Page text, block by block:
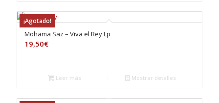
¡Agotado!
Mohama Saz – Viva el Rey Lp
19,50€
Leer más Mostrar detalles